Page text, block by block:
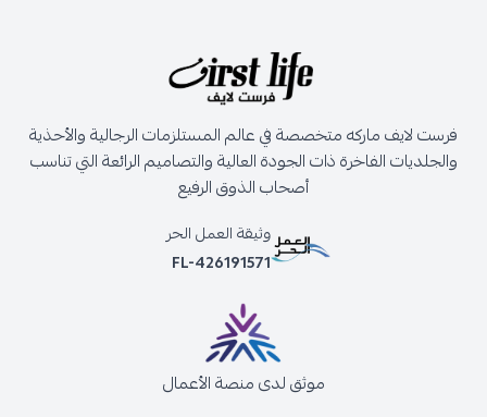
فرست لايف ماركه متخصصة في عالم المستلزمات الرجالية والأحذية
والجلديات الفاخرة ذات الجودة العالية والتصاميم الرائعة التي تناسب
أصحاب الذوق الرفيع
وثيقة العمل الحر
FL-426191571
موثق لدى منصة الأعمال